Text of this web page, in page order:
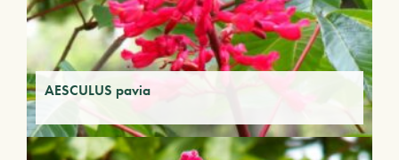
AESCULUS pavia